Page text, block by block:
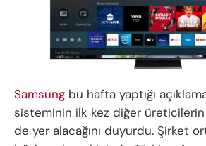
Samsung bu hafta yaptığı
sisteminin ilk kez diğer üreticilerin
de yer alacağını duyurdu. Şirket